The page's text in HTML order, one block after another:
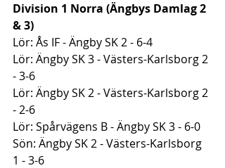
Division 1 Norra (Ängbys Damlag 2
& 3)
Lör: Ås IF - Ängby SK 2 - 6-4
Lör: Ängby SK 3 - Västers-Karlsborg 2
- 3-6
Lör: Ängby SK 2 - Västers-Karlsborg 2
- 2-6
Lör: Spårvägens B - Ängby SK 3 - 6-0
Sön: Ängby SK 2 - Västers-Karlsborg
1 - 3-6